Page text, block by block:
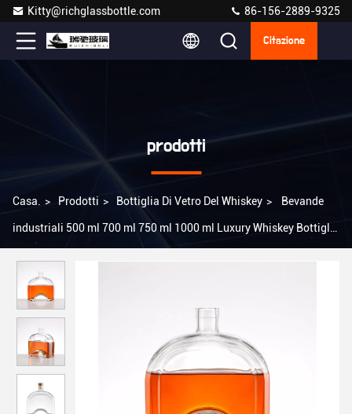
Kitty@richglassbottle.com 86-156-2889-9325
Citazione
prodotti
Casa. > Prodotti > Bottiglia Di Vetro Del Whiskey > Bevande
industriali 500 ml 700 ml 750 ml 1000 ml Luxury Whiskey Bottiglia